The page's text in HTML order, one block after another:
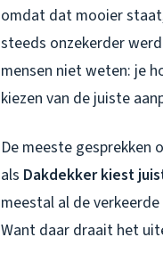
omdat dat mooier
steeds onzekerder
mensen niet weten: je
kiezen van de juiste
De meeste gesprekken
als Dakdekker kiest
meestal al de
Want daar draait het